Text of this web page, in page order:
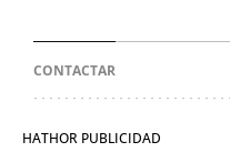
CONTACTAR
HATHOR PUBLICIDAD